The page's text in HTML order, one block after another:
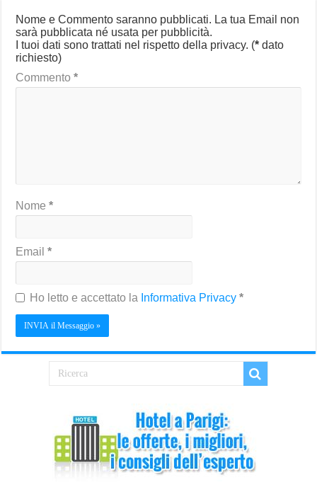
Nome e Commento saranno pubblicati. La tua Email non
sarà pubblicata né usata per pubblicità.
I tuoi dati sono trattati nel rispetto della privacy. (* dato
richiesto)
Commento*
Nome*
Email*
Ho letto e accettato la Informativa Privacy*